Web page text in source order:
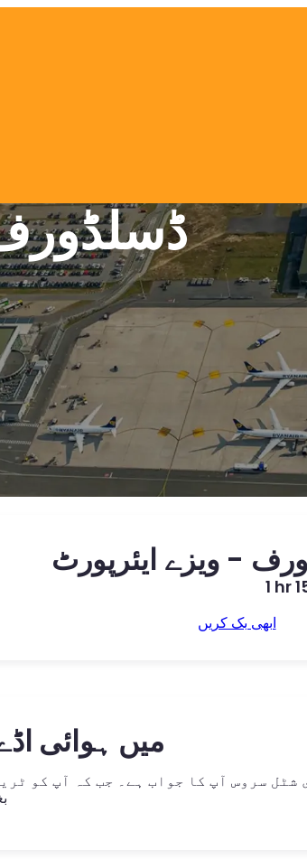
- ویزے ایئرپورٹ
1 hr
ابھی بک کریں
میں ہوائی
شٹل سروس آپ کا جواب ہے۔ جب کہ آپ کو